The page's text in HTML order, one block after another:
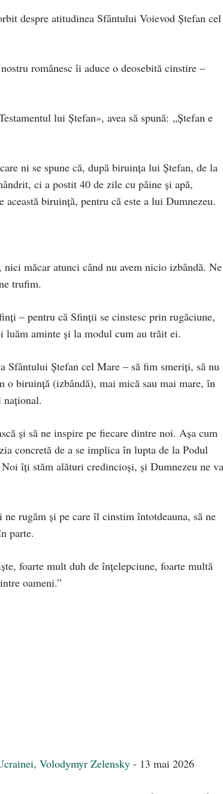
despre atitudinea Sfântului Voievod Ștefan cel
românesc îi aduce o deosebită cinstire –
lui Ștefan», avea să spună: „Ștefan e
ni se spune că, după biruința lui Ștefan, de la
ci a postit 40 de zile cu pâine și apă,
biruință, pentru că este a lui Dumnezeu.
măcar atunci când nu avem nicio izbândă. Ne
trufim.
– pentru că Sfinții se cinstesc prin rugăciune,
luăm aminte și la modul cum au trăit ei.
Sfântului Ștefan cel Mare – să fim smeriți, să nu
o biruință (izbândă), mai mică sau mai mare, în
național.
și să ne inspire pe fiecare dintre noi. Așa cum
concretă de a se implica în lupta de la Podul
îți stăm alături credincioși, și Dumnezeu ne va
rugăm și pe care îl cinstim întotdeauna, să ne
parte.
foarte mult duh de înțelepciune, foarte multă
oameni.”
Volodymyr Zelensky - 13 mai 2026